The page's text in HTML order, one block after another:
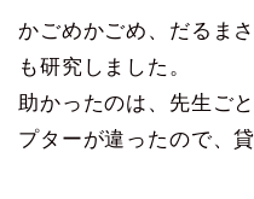
かごめかごめ、だるま
も研究しました。
助かったのは、先生ご
プターが違ったので、